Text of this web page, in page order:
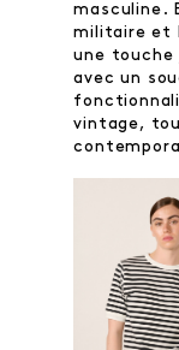
masculine.
militaire et
une touche
avec un
vintage,